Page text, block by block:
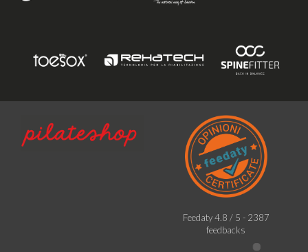
Feedaty4.8 / 5 - 2387
feedbacks